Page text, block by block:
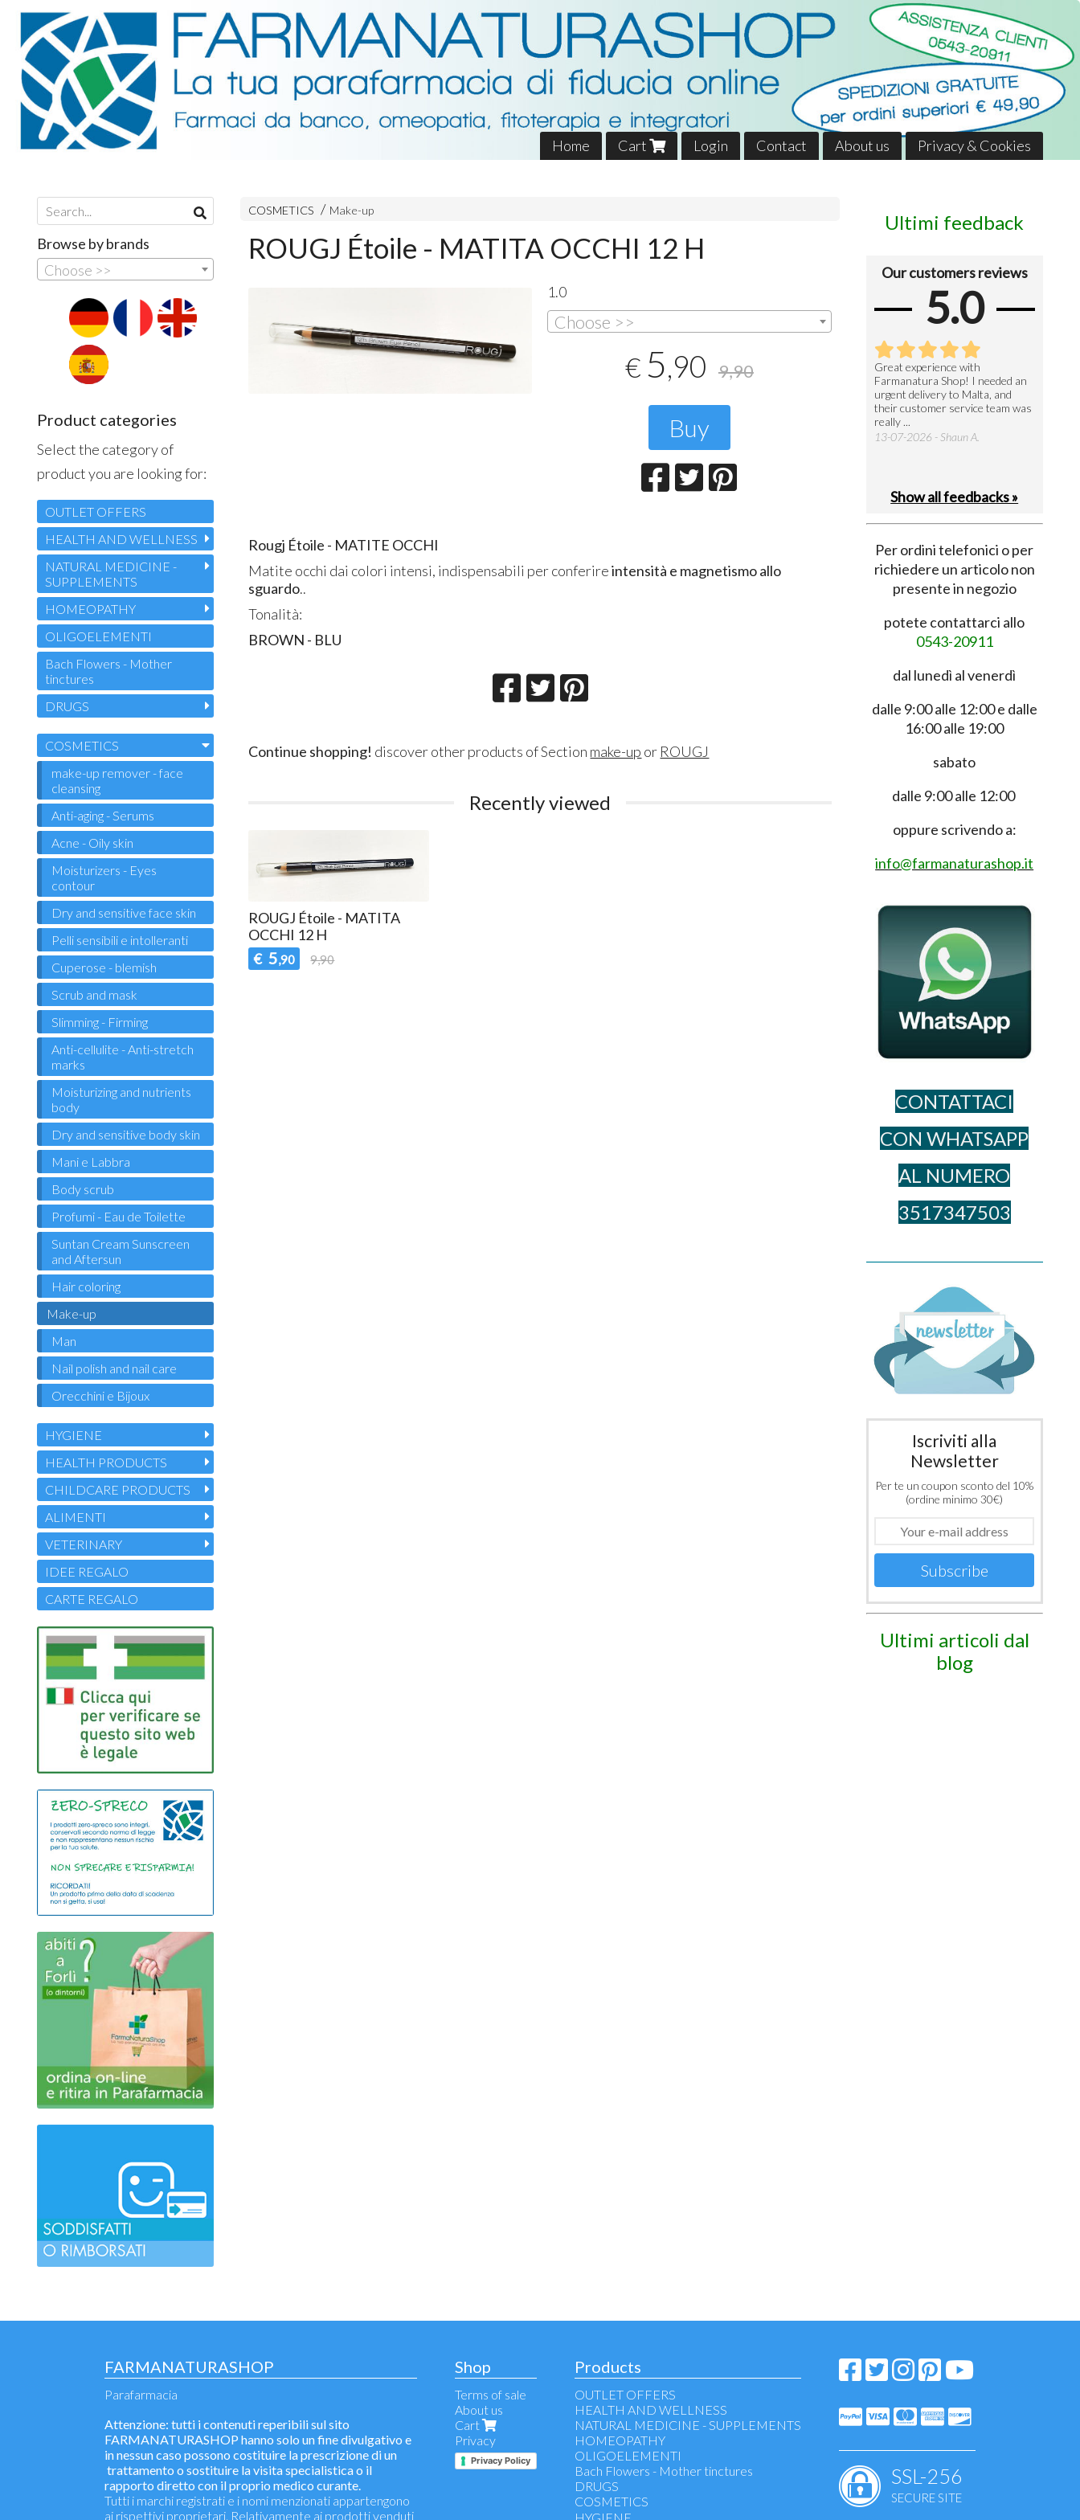
Home Cart Login Contact About us Privacy & Cookies
COSMETICS Make-up
ROUGJ Étoile - MATITA OCCHI 12 H
1.0
Choose >>
€ 5,90 9,90
Buy
Rougj Étoile - MATITE OCCHI
Matite occhi dai colori intensi, indispensabili per conferireintensità e magnetismo allo
sguardo..
Tonalità:
BROWN - BLU
Continue shopping! discover other products of Section make-up or ROUGJ
Recently viewed
ROUGJ Étoile - MATITA
OCCHI 12 H
€ 5,90 9,90
Browse by brands
Choose >>
Product categories
Select the category of
product you are looking for:
OUTLET OFFERS
HEALTH AND WELLNESS
NATURAL MEDICINE -
SUPPLEMENTS
HOMEOPATHY
OLIGOELEMENTI
Bach Flowers - Mother
tinctures
DRUGS
COSMETICS
make-up remover - face
cleansing
Anti-aging - Serums
Acne - Oily skin
Moisturizers - Eyes
contour
Dry and sensitive face skin
Pelli sensibili e intolleranti
Cuperose - blemish
Scrub and mask
Slimming - Firming
Anti-cellulite - Anti-stretch
marks
Moisturizing and nutrients
body
Dry and sensitive body skin
Mani e Labbra
Body scrub
Profumi - Eau de Toilette
Suntan Cream Sunscreen
and Aftersun
Hair coloring
Make-up
Man
Nail polish and nail care
Orecchini e Bijoux
HYGIENE
HEALTH PRODUCTS
CHILDCARE PRODUCTS
ALIMENTI
VETERINARY
IDEE REGALO
CARTE REGALO
Ultimi feedback
Our customers reviews
5.0
Tutto perfetto
27-07-2026 - Ruggero V.
Great experience with
Farmanatura Shop! I needed an
urgent delivery to Malta, and
their customer service team was
really ...
13-07-2026 - Shaun A.
Show all feedbacks »
Per ordini telefonici o per
richiedere un articolo non
presente in negozio
potete contattarci allo
0543-20911
dal lunedì al venerdì
dalle 9:00 alle 12:00 e dalle
16:00 alle 19:00
sabato
dalle 9:00 alle 12:00
oppure scrivendo a:
info@farmanaturashop.it
CONTATTACI
CON WHATSAPP
AL NUME​RO
3517347503
Iscriviti alla
Newsletter
Per te un coupon sconto del 10%
(ordine minimo 30€)
Subscribe
Ultimi articoli dal
blog
FARMANATURASHOP
Parafarmacia
Attenzione: tutti i contenuti reperibili sul sito
FARMANATURASHOP hanno solo un fine divulgativo e
in nessun caso possono costituire la prescrizione di un
trattamento o sostituire la visita specialistica o il
rapporto diretto con il proprio medico curante.
Tutti i marchi registrati e i nomi menzionati appartengono
ai rispettivi proprietari. Relativamente ai prodotti venduti
Shop
Terms of sale
About us
Cart
Privacy
Privacy Policy
Products
OUTLET OFFERS
HEALTH AND WELLNESS
NATURAL MEDICINE - SUPPLEMENTS
HOMEOPATHY
OLIGOELEMENTI
Bach Flowers - Mother tinctures
DRUGS
COSMETICS
make-up remover - face cleansing
SSL-256
SECURE SITE